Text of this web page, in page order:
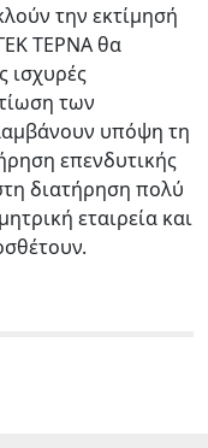
την εκτίμησή
ΤΕΡΝΑ θα
ισχυρές
των
υπόψη τη
επενδυτικής
διατήρηση πολύ
εταιρεία και